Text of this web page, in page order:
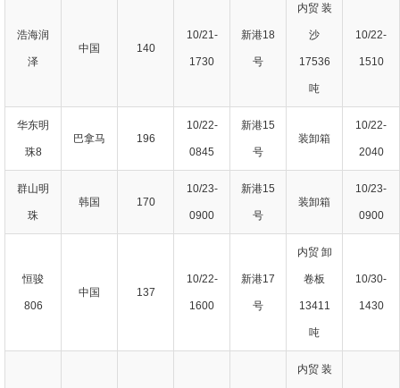
浩海润
泽
中国 140
10/21-
1730
新港18
号
内贸 装
沙
17536
吨
10/22-
1510
华东明
珠8
巴拿马 196
10/22-
0845
新港15
号
装卸箱
10/22-
2040
群山明
珠
韩国 170
10/23-
0900
新港15
号
装卸箱
10/23-
0900
恒骏
806
中国 137
10/22-
1600
新港17
号
内贸 卸
卷板
13411
吨
10/30-
1430
内贸 装